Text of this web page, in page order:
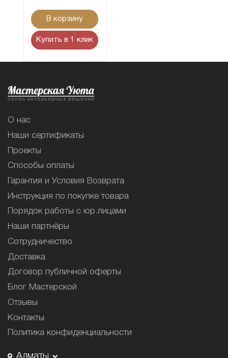
В корзину
Купить в 1 клик
О нас
Наши сертификаты
Проекты
Способы оплаты
Гарантия и Условия Возврата
Инструкция по покупке товара
Порядок работы с юр.лицами
Наши партнёры
Сотрудничество
Доставка
Договор публичной оферты
Блог Мастерской
Отзывы
Контакты
Политика конфиденциальности